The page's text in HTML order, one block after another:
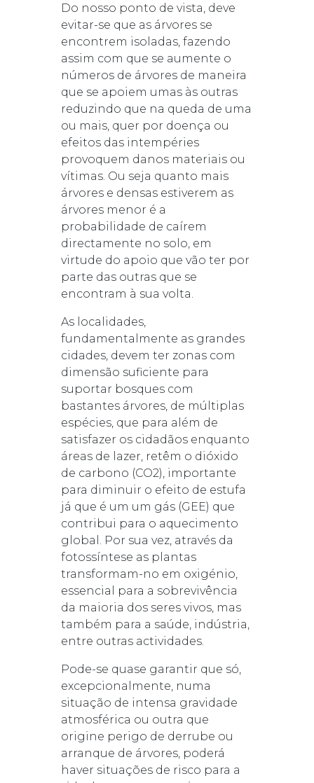
Do nosso ponto de vista, deve
evitar-se que as árvores se
encontrem isoladas, fazendo
assim com que se aumente o
números de árvores de maneira
que se apoiem umas às outras
reduzindo que na queda de uma
ou mais, quer por doença ou
efeitos das intempéries
provoquem danos materiais ou
vítimas. Ou seja quanto mais
árvores e densas estiverem as
árvores menor é a
probabilidade de caírem
directamente no solo, em
virtude do apoio que vão ter por
parte das outras que se
encontram à sua volta.
As localidades,
fundamentalmente as grandes
cidades, devem ter zonas com
dimensão suficiente para
suportar bosques com
bastantes árvores, de múltiplas
espécies, que para além de
satisfazer os cidadãos enquanto
áreas de lazer, retêm o dióxido
de carbono (CO2), importante
para diminuir o efeito de estufa
já que é um um gás (GEE) que
contribui para o aquecimento
global. Por sua vez, através da
fotossíntese as plantas
transformam-no em oxigénio,
essencial para a sobrevivência
da maioria dos seres vivos, mas
também para a saúde, indústria,
entre outras actividades.
Pode-se quase garantir que só,
excepcionalmente, numa
situação de intensa gravidade
atmosférica ou outra que
origine perigo de derrube ou
arranque de árvores, poderá
haver situações de risco para a